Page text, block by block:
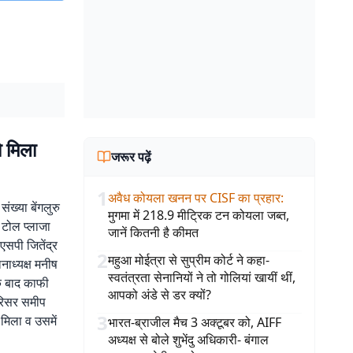
संख्या बेंगलुरु
प्लाजा
जितेंद्र
मनीष
काफी
समीप
व उसमें
जरूर पढ़ें
1अवैध कोयला खनन पर CISF का प्रहार:
मुगमा में 218.9 मीट्रिक टन कोयला जब्त,
जानें कितनी है कीमत
2महुआ मोईत्रा से सुप्रीम कोर्ट ने कहा-
स्वतंत्रता सेनानियों ने तो गोलियां खायीं थीं,
आपको अंडे से डर क्यों?
3भारत-ब्राजील मैच 3 अक्टूबर को, AIFF
अध्यक्ष से बोले शुभेंदु अधिकारी- बंगाल